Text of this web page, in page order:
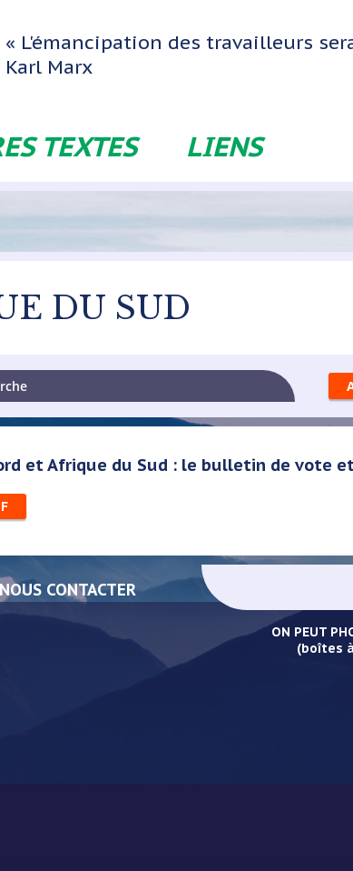
« L'émancipation des travailleurs
Karl Marx
TEXTES LIENS
DU SUD
et Afrique du Sud : le bulletin de vote
NOUS CONTACTER
ON PEUT
(boîtes